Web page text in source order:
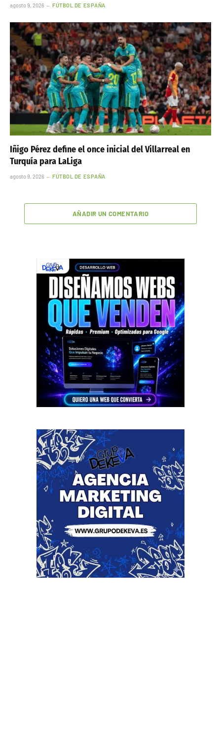
agosto 9, 2026 FÚTBOL DE ESPAÑA
Iñigo Pérez define el once inicial del Villarreal en
Turquía para LaLiga
agosto 9, 2026 FÚTBOL DE ESPAÑA
AÑADIR UN COMENTARIO